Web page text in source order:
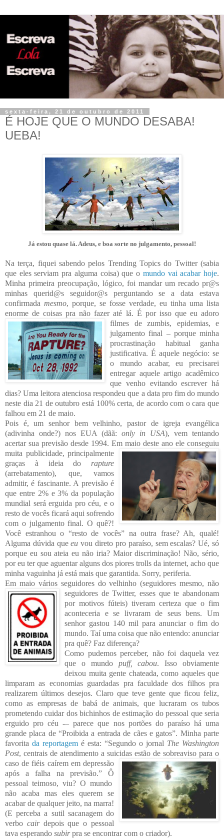
sexta-feira, 21 de outubro de 2011
É HOJE QUE O MUNDO DESABA!
UEBA!
Já estou quase lá. Adeus, e boa sorte no julgamento, pessoal!
Na terça, fiquei sabendo pelos Trending Topics do Twitter (sabia
que eles serviam pra alguma coisa) que o mundo vai acabar hoje.
Minha primeira preocupação, lógico, foi mandar um recado pr@s
minhas querid@s seguidor@s perguntando se a data estava
confirmada mesmo, porque, se fosse verdade, eu tinha uma lista
enorme de coisas pra não fazer até lá. É por isso que euadoro
filmes de zumbis, epidemias, e
julgamento final – porque minha
procrastinação habitual ganha
justificativa. É aquele negócio: se
o mundo acabar, eu precisarei
entregar aquele artigo acadêmico
que venho evitando escrever há
dias? Uma leitora atenciosa respondeu que a data pro fim do mundo
neste dia 21 de outubro está 100% certa, de acordo com o cara que
falhou em 21 de maio.
Pois é, um senhor bem velhinho, pastor de igreja evangélica
(adivinha onde?) nos EUA (dãã: only in USA), vem tentando
acertar sua previsão desde 1994. Em maio deste ano ele conseguiu
muita publicidade, principalmente
graças à ideia do rapture
(arrebatamento), que, vamos
admitir, é fascinante. A previsão é
que entre 2% e 3% da população
mundial será erguida pro céu, e o
resto de vocês ficará aqui sofrendo
com o julgamento final. O quê?!
Você estranhou o “resto de vocês” na outra frase? Ah, qualé!
Alguma dúvida queeu vou direto pro paraíso, sem escalas? Ué, só
porque eu sou ateia eu não iria? Maior discriminação! Não, sério,
por eu ter que aguentar alguns dos piores trolls da internet, acho que
minha vaguinha já está mais que garantida. Sorry, periferia.
Em maio vários seguidores do velhinho (seguidores mesmo, não
seguidores de Twitter, esses que te abandonam
por motivos fúteis) tiveram certeza que o fim
aconteceria e se livraram de seus bens. Um
senhor gastou 140 mil para anunciar o fim do
mundo. Taí uma coisa que não entendo: anunciar
pra quê? Faz diferença?
Como pudemos perceber, não foi daquela vez
que o mundo puff, cabou. Isso obviamente
deixou muita gente chateada, como aqueles que
limparam as economias guardadas pra faculdade dos filhos pra
realizarem últimos desejos. Claro que teve gente que ficou feliz,
como as empresas de babá de animais, quelucraram os tubos
prometendo cuidar dos bichinhos de estimação do pessoal que seria
erguido pro céu -– parece que nos portões do paraíso há uma
grande placa de “Proibida a entrada de cães e gatos”. Minha parte
favorita da reportagem é esta: “Segundo o jornal The Washington
Post, centrais de atendimento a suicidas estão de sobreaviso para o
caso de fiéis caírem em depressão
após a falha na previsão.” Ô
pessoal teimoso, viu? O mundo
não acaba mas eles querem se
acabar de qualquer jeito, na marra!
(E perceba a sutil sacanagem do
verbo cairdepois que o pessoal
tava esperando subirpra se encontrar com o criador).